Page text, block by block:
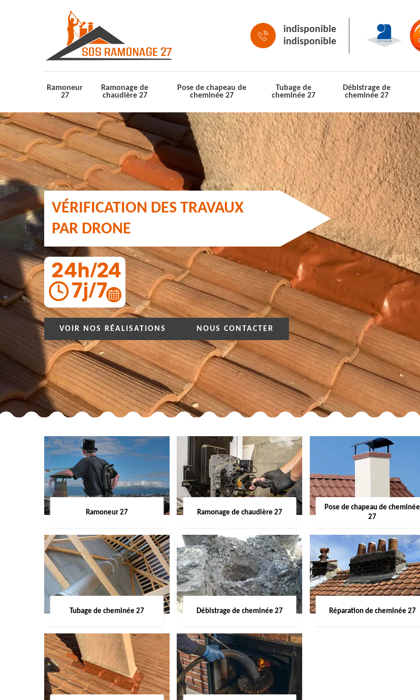
indisponible
indisponible
Ramoneur
27
Ramonage de
chaudière 27
Pose de chapeau de
cheminée 27
Tubage de
cheminée 27
Débistrage de
cheminée 27
VÉRIFICATION DES TRAVAUX
PAR DRONE
VOIR NOS RÉALISATIONS NOUS CONTACTER
Ramoneur 27 Ramonage de chaudière 27
Pose de chapeau de cheminée
27
Tubage de cheminée 27 Débistrage de cheminée 27 Réparation de cheminée 27